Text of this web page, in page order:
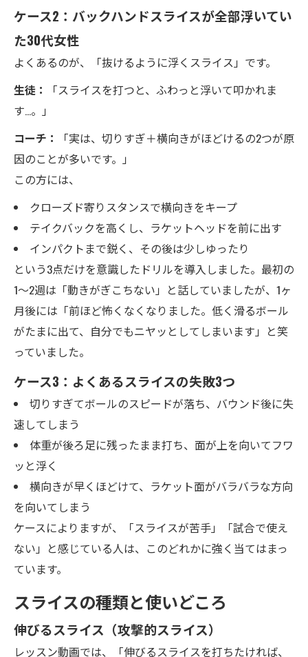
ケース2：バックハンドスライスが全部浮いてい
た30代女性
よくあるのが、「抜けるように浮くスライス」です。
生徒：
「スライスを打つと、ふわっと浮いて叩かれま
す…。」
コーチ：
「実は、切りすぎ＋横向きがほどけるの2つが原
因のことが多いです。」
この方には、
クローズド寄りスタンスで横向きをキープ
テイクバックを高くし、ラケットヘッドを前に出す
インパクトまで鋭く、その後は少しゆったり
という3点だけを意識したドリルを導入しました。最初の
1〜2週は「動きがぎこちない」と話していましたが、1ヶ
月後には「前ほど怖くなくなりました。低く滑るボール
がたまに出て、自分でもニヤッとしてしまいます」と笑
っていました。
ケース3：よくあるスライスの失敗3つ
切りすぎてボールのスピードが落ち、バウンド後に失
速してしまう
体重が後ろ足に残ったまま打ち、面が上を向いてフワ
ッと浮く
横向きが早くほどけて、ラケット面がバラバラな方向
を向いてしまう
ケースによりますが、「スライスが苦手」「試合で使え
ない」と感じている人は、このどれかに強く当てはまっ
ています。
スライスの種類と使いどころ
伸びるスライス（攻撃的スライス）
レッスン動画では、「伸びるスライスを打ちたければ、